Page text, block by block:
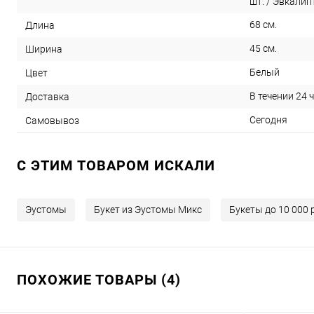
Длина 68 см.
Ширина 45 см.
Цвет Белый
Доставка В течении 24
Самовывоз Сегодня
C ЭТИМ ТОВАРОМ ИСКАЛИ
Эустомы Букет из Эустомы Микс Букеты до 10 000
ПОХОЖИЕ ТОВАРЫ (4)